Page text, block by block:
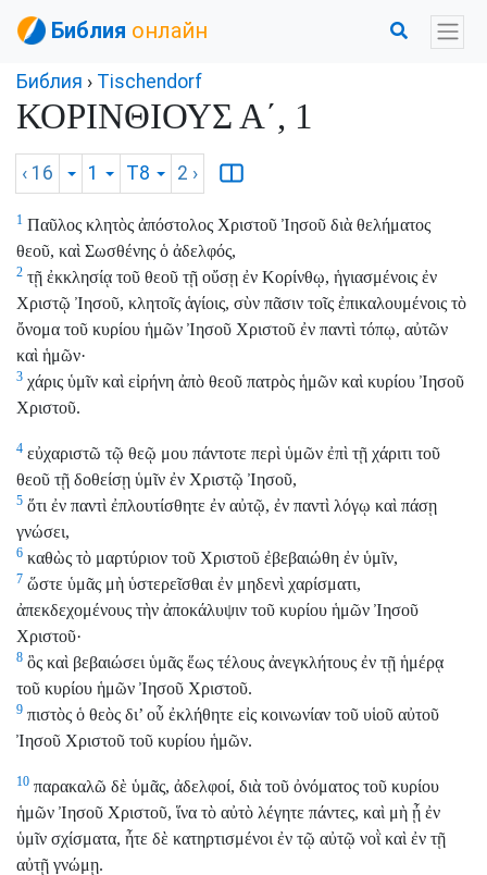
Библия онлайн
Библия › Tischendorf
ΚΟΡΙΝΘΙΟΥΣ Α΄, 1
‹ 16 1 T8 2 ›
1 Παῦλος κλητὸς ἀπόστολος Χριστοῦ Ἰησοῦ διὰ θελήματος
θεοῦ, καὶ Σωσθένης ὁ ἀδελφός,
2 τῇ ἐκκλησίᾳ τοῦ θεοῦ τῇ οὔσῃ ἐν Κορίνθῳ, ἡγιασμένοις ἐν
Χριστῷ Ἰησοῦ, κλητοῖς ἁγίοις, σὺν πᾶσιν τοῖς ἐπικαλουμένοις τὸ
ὄνομα τοῦ κυρίου ἡμῶν Ἰησοῦ Χριστοῦ ἐν παντὶ τόπῳ, αὐτῶν
καὶ ἡμῶν·
3 χάρις ὑμῖν καὶ εἰρήνη ἀπὸ θεοῦ πατρὸς ἡμῶν καὶ κυρίου Ἰησοῦ
Χριστοῦ.
4 εὐχαριστῶ τῷ θεῷ μου πάντοτε περὶ ὑμῶν ἐπὶ τῇ χάριτι τοῦ
θεοῦ τῇ δοθείσῃ ὑμῖν ἐν Χριστῷ Ἰησοῦ,
5 ὅτι ἐν παντὶ ἐπλουτίσθητε ἐν αὐτῷ, ἐν παντὶ λόγῳ καὶ πάσῃ
γνώσει,
6 καθὼς τὸ μαρτύριον τοῦ Χριστοῦ ἐβεβαιώθη ἐν ὑμῖν,
7 ὥστε ὑμᾶς μὴ ὑστερεῖσθαι ἐν μηδενὶ χαρίσματι,
ἀπεκδεχομένους τὴν ἀποκάλυψιν τοῦ κυρίου ἡμῶν Ἰησοῦ
Χριστοῦ·
8 ὃς καὶ βεβαιώσει ὑμᾶς ἕως τέλους ἀνεγκλήτους ἐν τῇ ἡμέρᾳ
τοῦ κυρίου ἡμῶν Ἰησοῦ Χριστοῦ.
9 πιστὸς ὁ θεὸς δι’ οὗ ἐκλήθητε εἰς κοινωνίαν τοῦ υἱοῦ αὐτοῦ
Ἰησοῦ Χριστοῦ τοῦ κυρίου ἡμῶν.
10 παρακαλῶ δὲ ὑμᾶς, ἀδελφοί, διὰ τοῦ ὀνόματος τοῦ κυρίου
ἡμῶν Ἰησοῦ Χριστοῦ, ἵνα τὸ αὐτὸ λέγητε πάντες, καὶ μὴ ᾖ ἐν
ὑμῖν σχίσματα, ἦτε δὲ κατηρτισμένοι ἐν τῷ αὐτῷ νοῒ καὶ ἐν τῇ
αὐτῇ γνώμῃ.